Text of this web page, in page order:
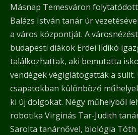
Másnap Temesváron
Balázs István tanár úr
a város központját. A
budapesti diákok Erdei Ildikó
találkozhattak, aki bemutatta
vendégek végiglátogatták a sulit.
csapatokban különböző
ki új dolgokat. Négy műhelyből
robotika Virginás Tar-Judith
Sarolta tanárnővel, biológia